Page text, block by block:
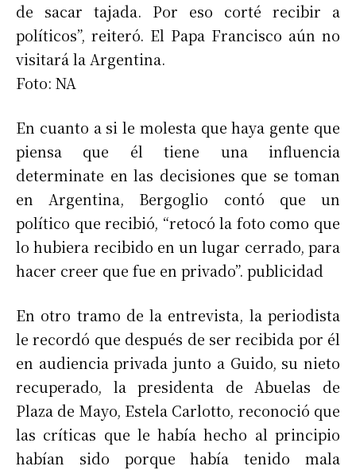
de sacar tajada. Por eso corté recibir a
políticos”, reiteró. El Papa Francisco aún no
visitará la Argentina.
Foto: NA
En cuanto a si le molesta que haya gente que
piensa que él tiene una influencia
determinate en las decisiones que se toman
en Argentina, Bergoglio contó que un
político que recibió, “retocó la foto como que
lo hubiera recibido en un lugar cerrado, para
hacer creer que fue en privado”. publicidad
En otro tramo de la entrevista, la periodista
le recordó que después de ser recibida por él
en audiencia privada junto a Guido, su nieto
recuperado, la presidenta de Abuelas de
Plaza de Mayo, Estela Carlotto, reconoció que
las críticas que le había hecho al principio
habían sido porque había tenido mala